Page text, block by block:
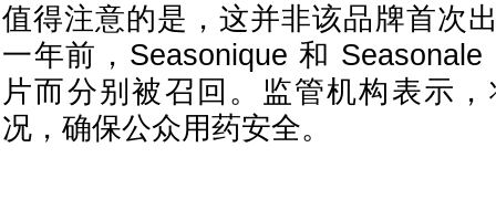
值得注意的是，这并非该品牌首次
一年前，Seasonique 和
片而分别被召回。监管机构表示
况，确保公众用药安全。